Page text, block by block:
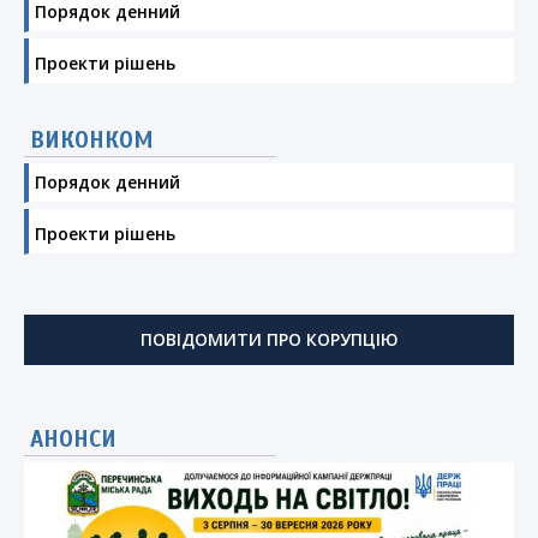
Порядок денний
Проекти рішень
ВИКОНКОМ
Порядок денний
Проекти рішень
ПОВІДОМИТИ ПРО КОРУПЦІЮ
АНОНСИ